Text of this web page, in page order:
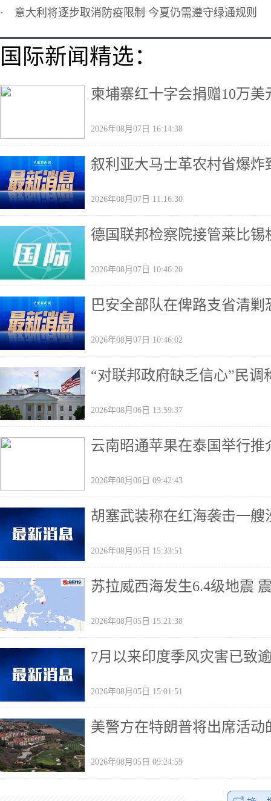
· 意大利将逐步取消防疫限制 今夏仍需遵守绿通规则
国际新闻精选：
柬埔寨红十字会捐赠10万
2026年08月07日 16:14:38
叙利亚大马士革农村省爆炸
2026年08月07日 11:16:30
德国联邦检察院接管莱比
2026年08月07日 10:46:20
巴安全部队在俾路支省清
2026年08月07日 10:46:02
“对联邦政府缺乏信心”民
2026年08月06日 13:59:37
云南昭通苹果在泰国举行推
2026年08月06日 09:42:43
胡塞武装称在红海袭击一艘
2026年08月05日 15:33:51
苏拉威西海发生6.4级地震
2026年08月05日 15:21:38
7月以来印度季风灾害已致
2026年08月05日 15:01:51
美警方在特朗普将出席活
2026年08月05日 09:24:59